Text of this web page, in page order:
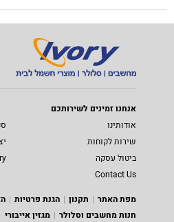
אנחנו זמינים לשירותכם
אודותינו
שירות לקוחות
ביטול עסקה
Contact Us
מפת האתר
תקנון הגנת פרטיות
חנות מחשבים וסלולר
מגזין אייבורי